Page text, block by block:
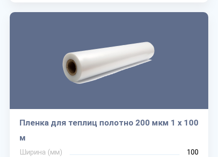
Пленка для теплиц полотно 200 мкм 1 х 100
м
Ширина (мм)
100